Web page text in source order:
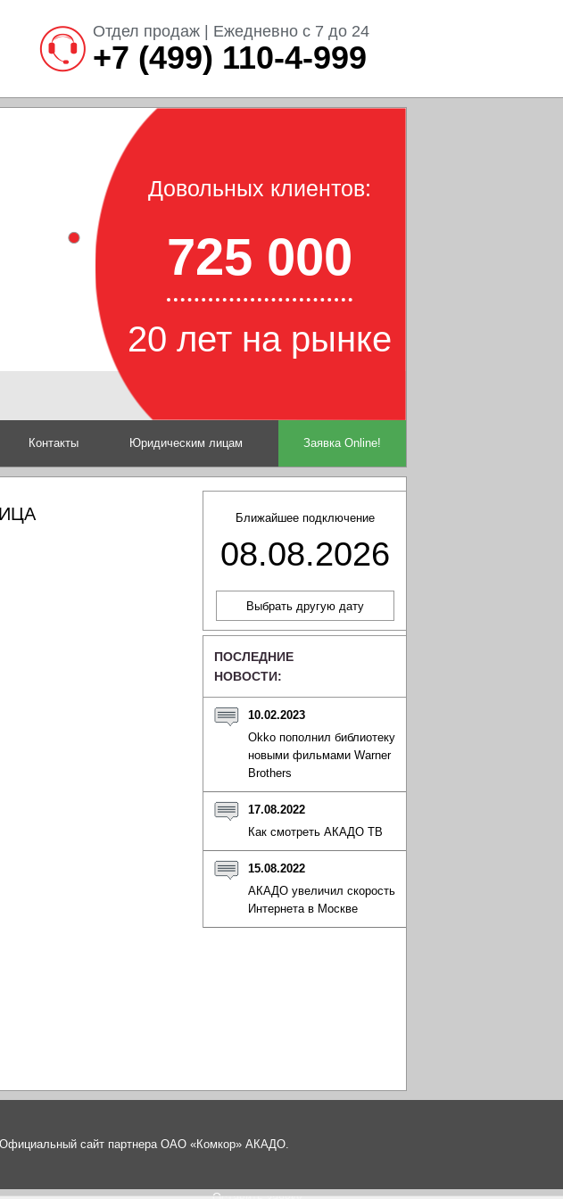
Отдел продаж | Ежедневно с 7 до 24
+7 (499) 110-4-999
Довольных клиентов:
725 000
20 лет на рынке
Контакты Юридическим лицам Заявка Online!
Ближайшее подключение
08.08.2026
ПОСЛЕДНИЕ
НОВОСТИ:
10.02.2023
Okko пополнил библиотеку
новыми фильмами Warner
Brothers
17.08.2022
Как смотреть АКАДО ТВ
15.08.2022
АКАДО увеличил скорость
Интернета в Москве
сайт партнера ОАО «Комкор» АКАДО.